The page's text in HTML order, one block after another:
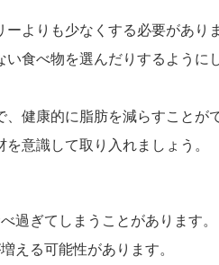
よりも少なくする必要があり
食べ物を選んだりするように
健康的に脂肪を減らすことが
意識して取り入れましょう。
過ぎてしまうことがあります。
える可能性があります。